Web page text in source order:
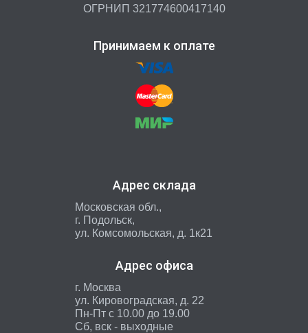
ОГРНИП 321774600417140
Принимаем к оплате
Адрес склада
Московская обл.,
г. Подольск,
ул. Комсомольская, д. 1к21
Адрес офиса
г. Москва
ул. Кировоградская, д. 22
Пн-Пт с 10.00 до 19.00
Сб, вск - выходные